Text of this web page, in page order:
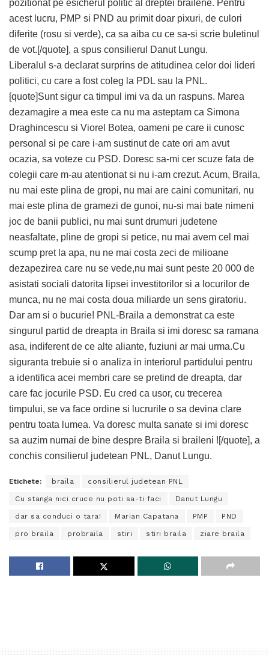
pozitionat pe esicherul politic al dreptei brailene. Pentru
acest lucru, PMP si PND au primit doar pixuri, de culori
diferite (rosu si verde), ca sa aiba cu ce sa-si scrie buletinul
de vot.[/quote], a spus consilierul Danut Lungu.
Liberalul s-a declarat surprins de atitudinea celor doi lideri
politici, cu care a fost coleg la PDL sau la PNL.
[quote]Sunt sigur ca timpul imi va da un raspuns. Marea
dezamagire a mea este ca nu ma asteptam ca Simona
Draghincescu si Viorel Botea, oameni pe care ii cunosc
personal si pe care i-am sustinut de cate ori am avut
ocazia, sa voteze cu PSD. Doresc sa-mi cer scuze fata de
colegii care m-au atentionat si nu i-am crezut. Acum, Braila,
nu mai este plina de gropi, nu mai are caini comunitari, nu
mai este plina de gramezi de gunoi, nu-si mai bate nimeni
joc de banii publici, nu mai sunt drumuri judetene
neasfaltate, pline de gropi si petice, nu mai avem cel mai
scump pret la apa, nu ne mai costa zeci de milioane
dezapezirea care nu se vede,nu mai sunt peste 20 000 de
asistati sociali datorita lipsei investitorilor si a locurilor de
munca, nu ne mai costa doua miliarde un sens giratoriu.
Dar am si o bucurie! PNL-Braila a demonstrat ca este
singurul partid de dreapta in Braila si imi doresc sa ramana
asa, indiferent de ce alte aliante, fuziuni ar mai urma.Cu
siguranta trebuie si o analiza in interiorul partidului pentru
a identifica acei membri care se pretind de dreapta, dar
care fac jocurile PSD. Eu cred ca usor, cu trecerea
timpului, se va face ordine si lucrurile o sa devina clare
pentru toata lumea. Va doresc multa sanate si imi doresc
sa auzim numai de bine despre Braila si braileni ![/quote], a
conchis consilierul judetean PNL, Danut Lungu.
Etichete: braila consilierul judetean PNL
Cu stanga nici cruce nu poti sa-ti faci Danut Lungu
dar sa conduci o tara! Marian Capatana PMP PND
pro braila probraila stiri stiri braila ziare braila